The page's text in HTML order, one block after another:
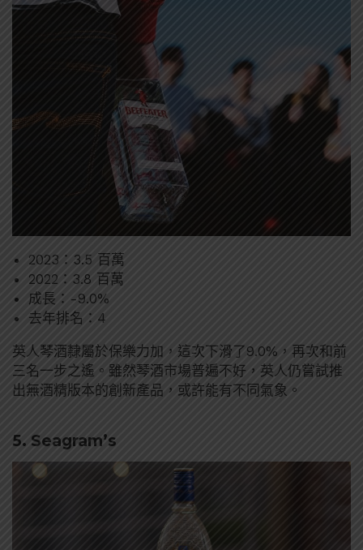
2023：3.5 百萬
2022：3.8 百萬
成長：-9.0%
去年排名：4
英人琴酒隸屬於保樂力加，這次下滑了9.0%，再次和前
三名一步之遙。雖然琴酒市場普遍不好，英人仍嘗試推
出無酒精版本的創新產品，或許能有不同氣象。
5. Seagram’s